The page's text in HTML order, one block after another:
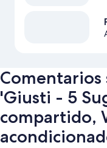
'Giusti - 5
compartido,